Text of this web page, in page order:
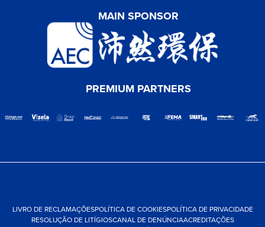
MAIN SPONSOR
PREMIUM PARTNERS
LIVRO DE RECLAMAÇÕESPOLÍTICA DE COOKIESPOLÍTICA DE PRIVACIDADE
RESOLUÇÃO DE LITÍGIOSCANAL DE DENÚNCIAACREDITAÇÕES